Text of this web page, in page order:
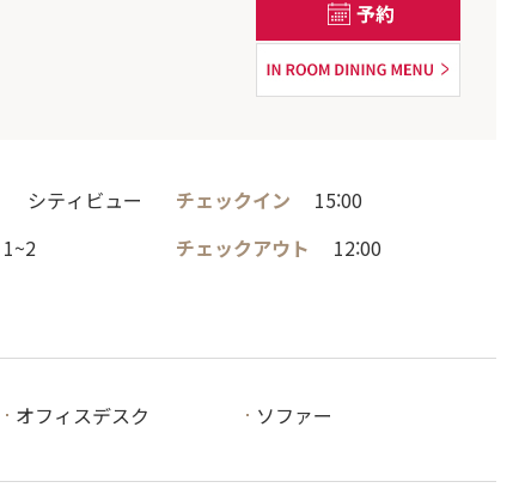
シティビュー チェックイン
15:00
1~2 チェックアウト
12:00
オフィスデスク ソファー